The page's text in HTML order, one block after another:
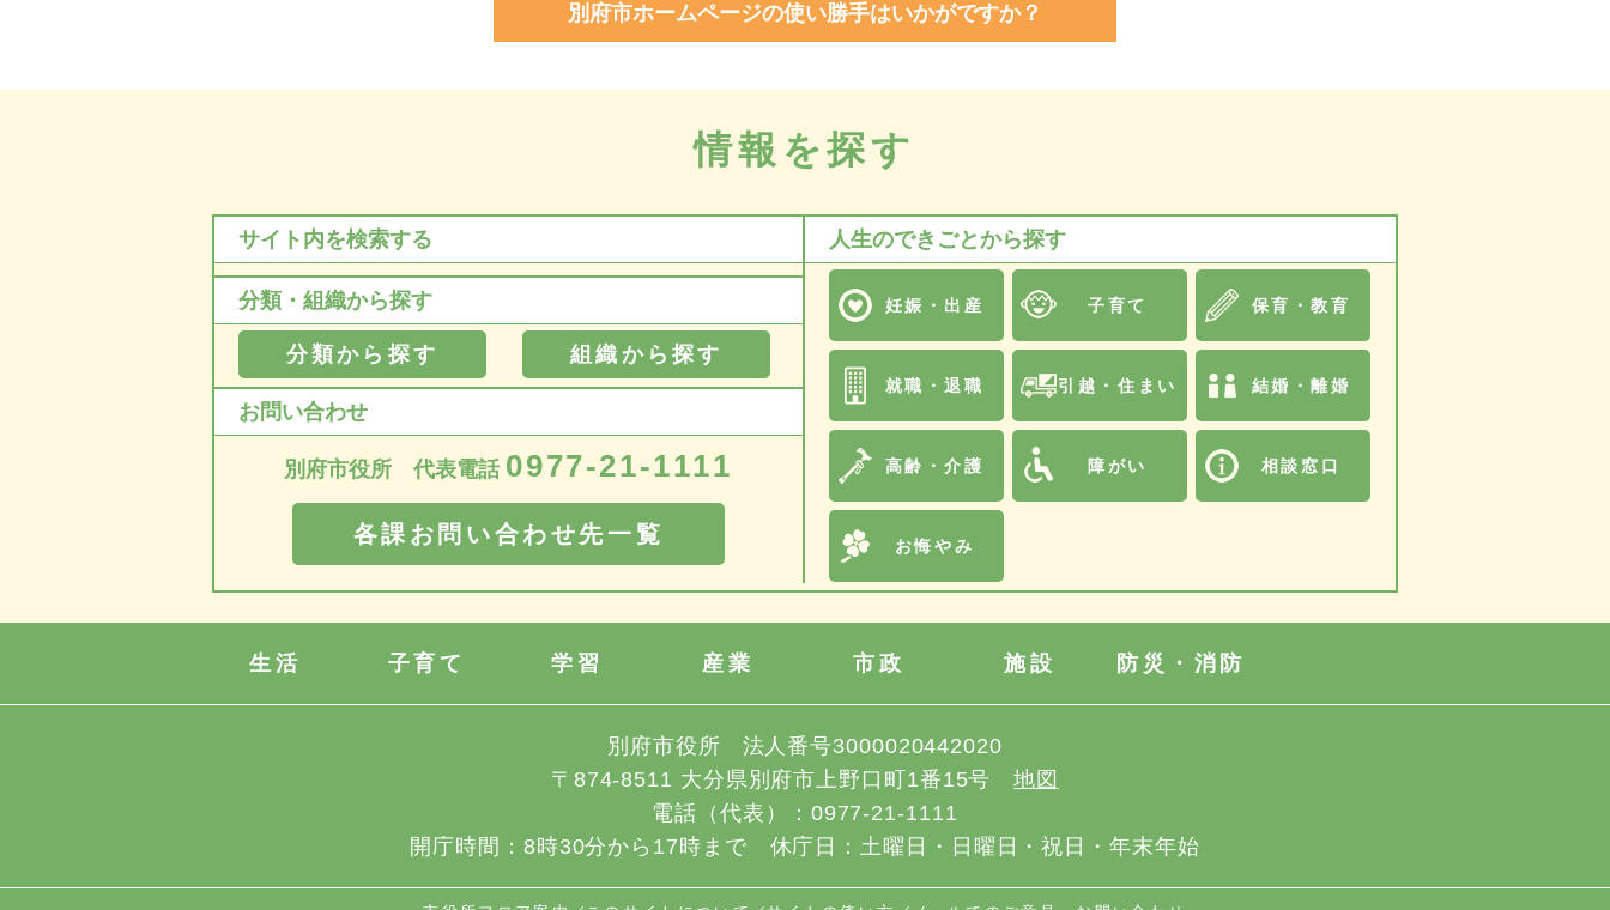
別府市ホームページの使い勝手はいかがですか？
情報を探す
サイト内を検索する
分類・組織から探す
分類から探す 組織から探す
お問い合わせ
別府市役所 代表電話 0977-21-1111
各課お問い合わせ先一覧
人生のできごとから探す
妊娠・出産 子育て 保育・教育
就職・退職 引越・住まい 結婚・離婚
高齢・介護 障がい 相談窓口
お悔やみ
生活 子育て 学習 産業 市政 施設 防災・消防
別府市役所
法人番号3000020442020
〒874-8511 大分県別府市上野口町1番15号地図
電話（代表）： 0977-21-1111
開庁時間：8時30分から17時まで 休庁日：土曜日・日曜日・祝日・年末年始